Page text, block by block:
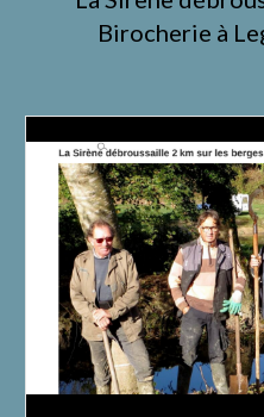
Birocherie à